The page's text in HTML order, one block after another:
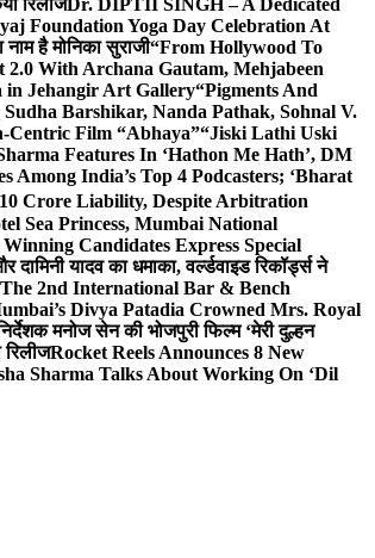
रिलीजDr. DIPTII SINGH – A Dedicated
Foundation Yoga Day Celebration At
है मोनिका सुराजी“From Hollywood To
With Archana Gautam, Mehjabeen
in Jehangir Art Gallery“Pigments And
Barshikar, Nanda Pathak, Sohnal V.
Centric Film “Abhaya”“Jiski Lathi Uski
Features In ‘Hathon Me Hath’, DM
Among India’s Top 4 Podcasters; ‘Bharat
Crore Liability, Despite Arbitration
Sea Princess, Mumbai National
Candidates Express Special
दामिनी यादव का धमाका, वर्ल्डवाइड रिकॉर्ड्स ने
2nd International Bar & Bench
Divya Patadia Crowned Mrs. Royal
मनोज सेन की भोजपुरी फिल्म ‘मेरी दुल्हन
रिलीजRocket Reels Announces 8 New
Sharma Talks About Working On ‘Dil